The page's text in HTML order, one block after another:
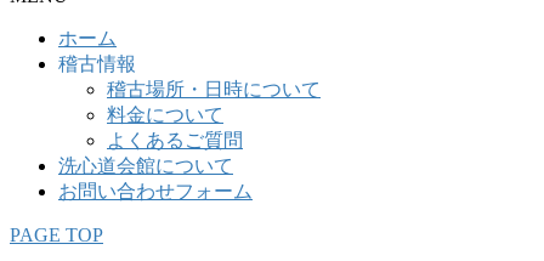
ホーム
稽古情報
稽古場所・日時について
料金について
よくあるご質問
洗心道会館について
お問い合わせフォーム
PAGE TOP